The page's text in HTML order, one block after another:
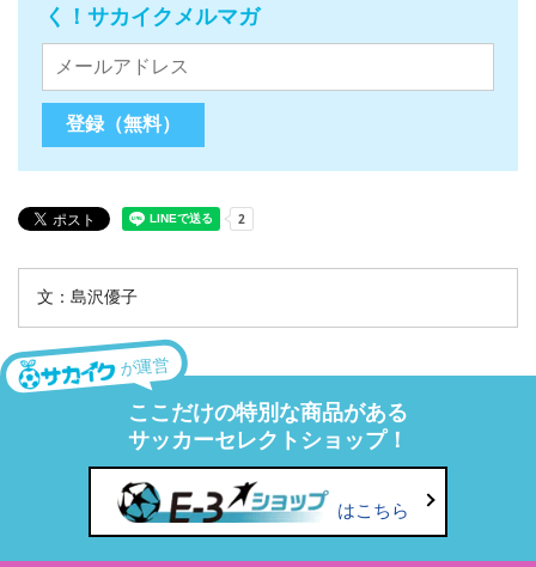
く！サカイクメルマガ
文：島沢優子
が運営
ここだけの特別な商品がある
サッカーセレクトショップ！
はこちら